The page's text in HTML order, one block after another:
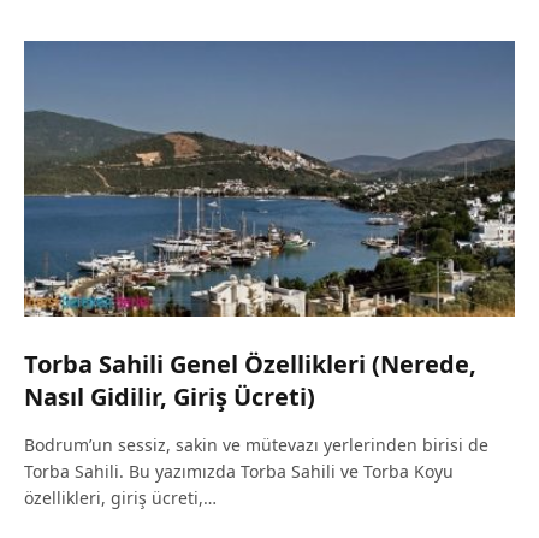
Torba Sahili Genel Özellikleri (Nerede,
Nasıl Gidilir, Giriş Ücreti)
Bodrum’un sessiz, sakin ve mütevazı yerlerinden birisi de
Torba Sahili. Bu yazımızda Torba Sahili ve Torba Koyu
özellikleri, giriş ücreti,…